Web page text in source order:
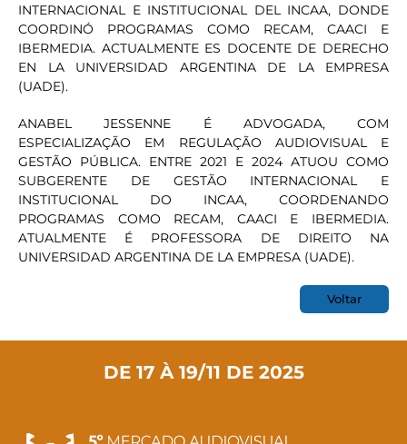
INTERNACIONAL E INSTITUCIONAL DEL INCAA, DONDE
COORDINÓ PROGRAMAS COMO RECAM, CAACI E
IBERMEDIA. ACTUALMENTE ES DOCENTE DE DERECHO
EN LA UNIVERSIDAD ARGENTINA DE LA EMPRESA
(UADE).
ANABEL JESSENNE É ADVOGADA, COM
ESPECIALIZAÇÃO EM REGULAÇÃO AUDIOVISUAL E
GESTÃO PÚBLICA. ENTRE 2021 E 2024 ATUOU COMO
SUBGERENTE DE GESTÃO INTERNACIONAL E
INSTITUCIONAL DO INCAA, COORDENANDO
PROGRAMAS COMO RECAM, CAACI E IBERMEDIA.
ATUALMENTE É PROFESSORA DE DIREITO NA
UNIVERSIDAD ARGENTINA DE LA EMPRESA (UADE).
Voltar
DE 17 À 19/11 DE 2025